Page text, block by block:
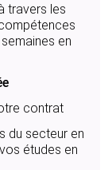
travers les
en
contrat
du secteur en
études en